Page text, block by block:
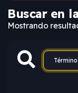
Buscar en
Mostrando